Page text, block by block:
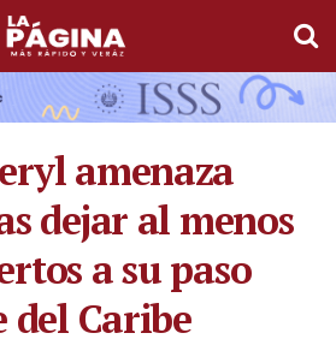
amenaza
dejar al menos
a su paso
del Caribe